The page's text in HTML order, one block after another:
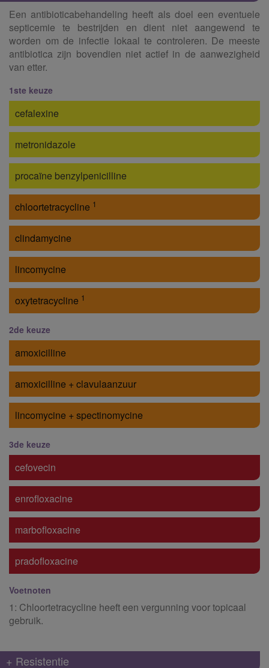
Een antibioticabehandeling heeft als doel een eventuele
septicemie te bestrijden en dient niet aangewend te
worden om de infectie lokaal te controleren. De meeste
antibiotica zijn bovendien niet actief in de aanwezigheid
van etter.
1ste keuze
cefalexine
metronidazole
procaïne benzylpenicilline
chloortetracycline 1
clindamycine
lincomycine
oxytetracycline 1
2de keuze
amoxicilline
amoxicilline + clavulaanzuur
lincomycine + spectinomycine
3de keuze
cefovecin
enrofloxacine
marbofloxacine
pradofloxacine
Voetnoten
1: Chloortetracycline heeft een vergunning voor topicaal
gebruik.
+ Resistentie